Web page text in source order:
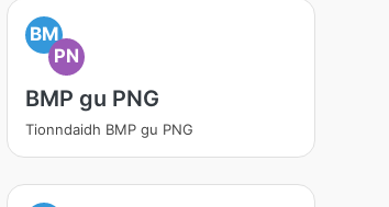
BM
PN
BMP gu PNG
Tionndaidh BMP gu PNG